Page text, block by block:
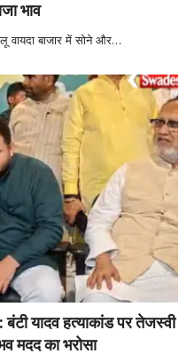
भाव
बाजार में सोने और…
यादव हत्याकांड पर तेजस्वी
मदद का भरोसा